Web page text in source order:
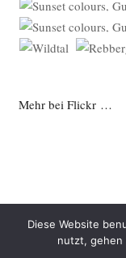
Mehr bei Flickr …
Datenschutzerklärung
Diese Website
nutzt, gehen